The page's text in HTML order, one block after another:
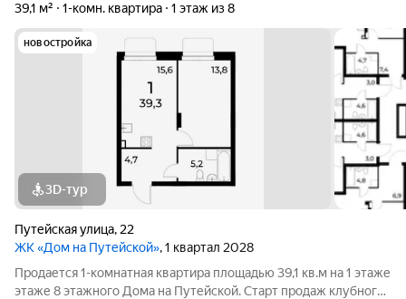
39,1 м²
1-комн. квартира 1 этаж из 8
новостройка
3D-тур
Путейская улица, 22
ЖК «Дом на Путейской», 1 квартал 2028
Продается 1-комнатная квартира площадью 39,1 кв.м на 1 этаже
этаже 8 этажного Дома на Путейской. Старт продаж клубного